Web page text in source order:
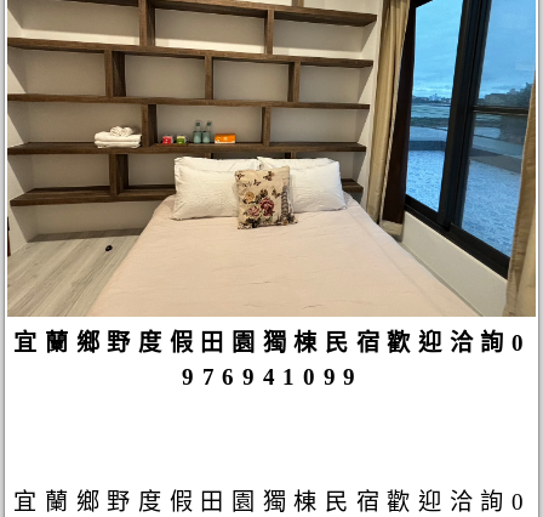
宜蘭鄉野度假田園獨棟民宿歡迎洽詢0
976941099
宜蘭鄉野度假田園獨棟民宿歡迎洽詢0